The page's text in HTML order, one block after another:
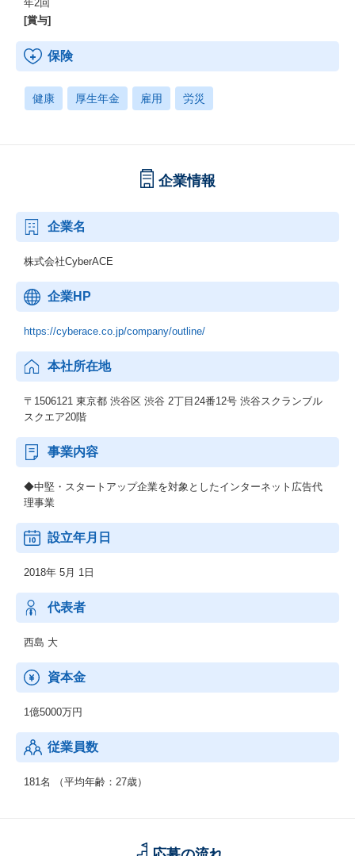
年2回
[賞与]
保険
健康 厚生年金 雇用 労災
企業情報
企業名
株式会社CyberACE
企業HP
https://cyberace.co.jp/company/outline/
本社所在地
〒1506121 東京都 渋谷区 渋谷 2丁目24番12号 渋谷スクランブル
スクエア20階
事業内容
◆中堅・スタートアップ企業を対象としたインターネット広告代
理事業
設立年月日
2018年 5月 1日
代表者
西島 大
資本金
1億5000万円
従業員数
181名 （平均年齢：27歳）